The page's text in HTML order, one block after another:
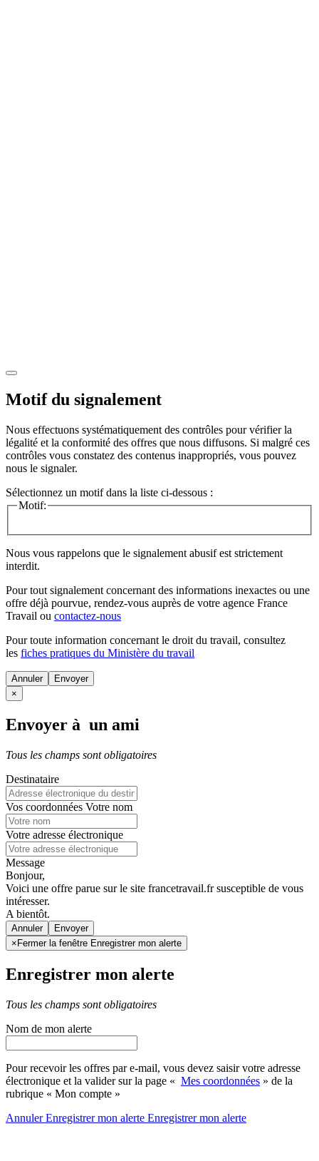
Motif du signalement
Nous effectuons systématiquement des contrôles pour vérifier la
légalité et la conformité des offres que nous diffusons. Si malgré ces
contrôles vous constatez des contenus inappropriés, vous pouvez
nous le signaler.
Sélectionnez un motif dans la liste ci-dessous :
Motif:
Nous vous rappelons que le signalement abusif est strictement
interdit.
Pour tout signalement concernant des informations inexactes ou une
offre déjà pourvue, rendez-vous auprès de votre agence France
Travail ou contactez-nous
Pour toute information concernant le droit du travail, consultez
les fiches pratiques du Ministère du travail
Annuler
×
Envoyer à un ami
Tous les champs sont obligatoires
Destinataire
Vos coordonnées Votre nom
Votre adresse électronique
Message
Bonjour,
Voici une offre parue sur le site francetravail.fr susceptible de vous
intéresser.
A bientôt.
Annuler
× Fermer la fenêtre Enregistrer mon alerte
Enregistrer mon alerte
Tous les champs sont obligatoires
Nom de mon alerte
Pour recevoir les offres par e-mail, vous devez saisir votre adresse
électronique et la valider sur la page « Mes coordonnées » de la
rubrique « Mon compte »
AnnulerEnregistrer mon alerte Enregistrermon alerte